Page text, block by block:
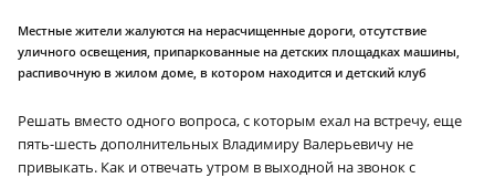
Местные жители жалуются на нерасчищенные дороги, отсутствие
уличного освещения, припаркованные на детских площадках машины,
распивочную в жилом доме, в котором находится и детский клуб
Решать вместо одного вопроса, с которым ехал на встречу, еще
пять-шесть дополнительных Владимиру Валерьевичу не
привыкать. Как и отвечать утром в выходной на звонок с